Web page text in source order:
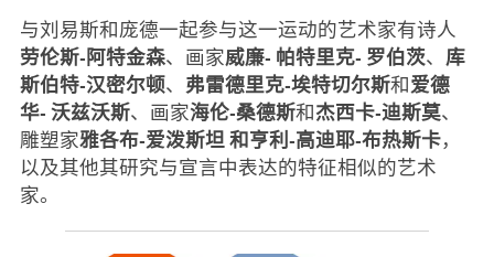
与刘易斯和庞德一起参与这一运动的艺术家有诗人
劳伦斯-阿特金森、画家威廉- 帕特里克- 罗伯茨、 库
斯伯特-汉密尔顿、 弗雷德里克-埃特切尔斯和爱德
华-沃兹沃斯、画家海伦-桑德斯和杰西卡-迪斯莫、
雕塑家雅各布-爱泼斯坦和亨利-高迪耶-布热斯卡，
以及其他其研究与宣言中表达的特征相似的艺术
家。